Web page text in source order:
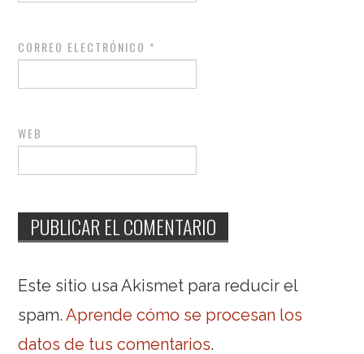
CORREO ELECTRÓNICO *
WEB
Este sitio usa Akismet para reducir el
spam.Aprende cómo se procesan los
datos de tus comentarios.